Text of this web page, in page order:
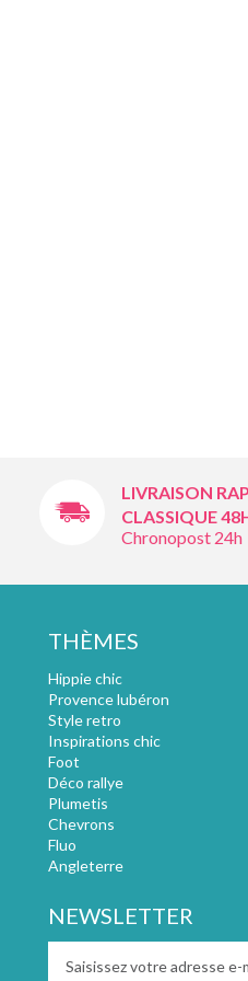
LIVRAISON
CLASSIQUE
Chronopost 24h
THÈMES
Hippie chic
Provence lubéron
Style retro
Inspirations chic
Foot
Déco rallye
Plumetis
Chevrons
Fluo
Angleterre
NEWSLETTER